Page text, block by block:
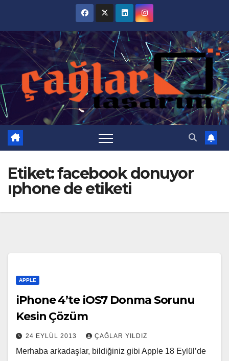
content
Etiket:facebook donuyor
ıphone de etiketi
APPLE
iPhone 4’te iOS7 Donma Sorunu
Kesin Çözüm
24 EYLÜL 2013 ÇAĞLAR YILDIZ
Merhaba arkadaşlar, bildiğiniz gibi Apple 18 Eylül’de